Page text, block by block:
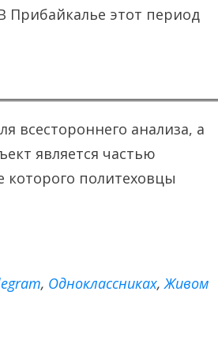
Прибайкалье этот период
всестороннего анализа, а
является частью
которого политеховцы
, Одноклассниках,Живом